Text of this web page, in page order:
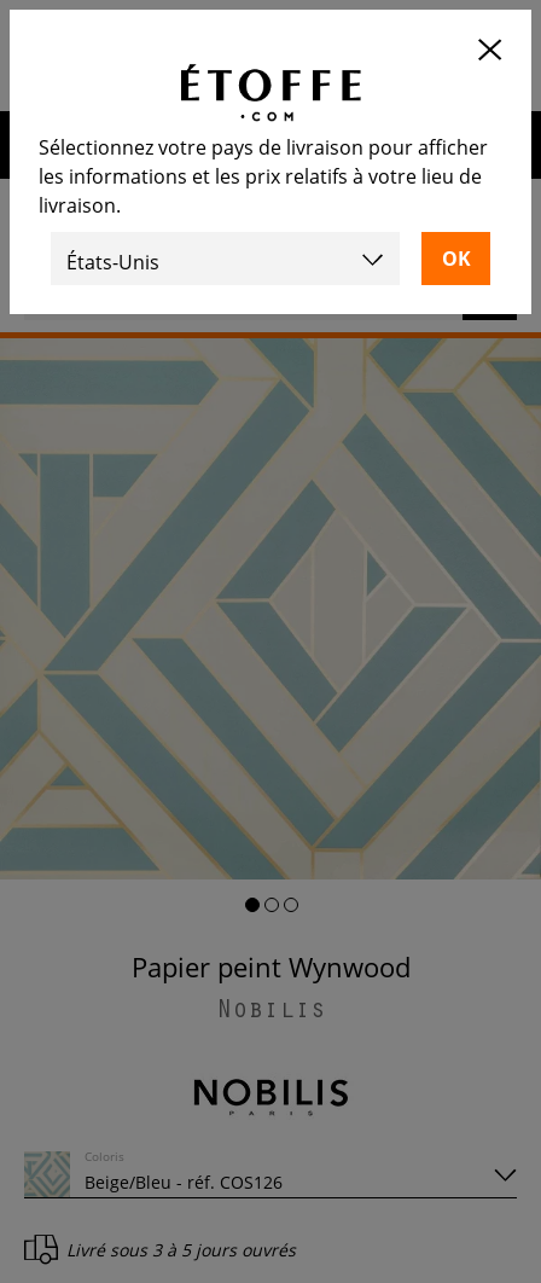
Calculez le nombre de rouleaux
nécessaire
OUVRIR
inscrivant à notre newsletter
Papier peint Wynwood
Nobilis
Coloris
Livré sous 3 à 5 jours ouvrés
Sélectionnez votre pays de livraison pour afficher
les informations et les prix relatifs à votre lieu de
livraison.